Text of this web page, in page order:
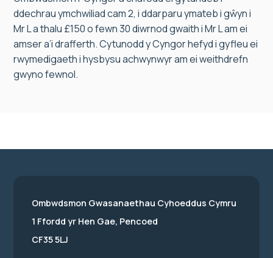
ddechrau ymchwiliad cam 2, i ddarparu ymateb i gŵyn i
Mr L a thalu £150 o fewn 30 diwrnod gwaith i Mr L am ei
amser a’i drafferth. Cytunodd y Cyngor hefyd i gyfleu ei
rwymedigaeth i hysbysu achwynwyr am ei weithdrefn
gwyno fewnol.
Ombwdsmon Gwasanaethau Cyhoeddus Cymru
1 Ffordd yr Hen Gae, Pencoed
CF35 5LJ